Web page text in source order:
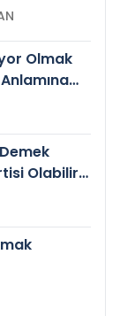
Olmak
Olabilir